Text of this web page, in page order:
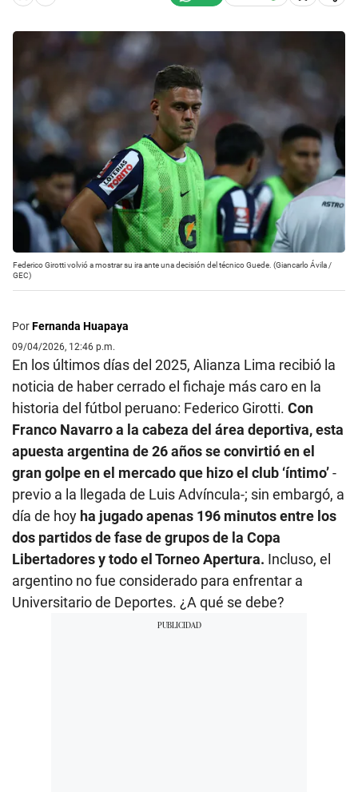
Federico Girotti volvió a mostrar su ira ante una decisión del técnico Guede. (Giancarlo Ávila /
GEC)
PorFernanda Huapaya
09/04/2026, 12:46 p.m.
En los últimos días del 2025, Alianza Lima recibió la
noticia de haber cerrado el fichaje más caro en la
historia del fútbol peruano: Federico Girotti. Con
Franco Navarro a la cabeza del área deportiva, esta
apuesta argentina de 26 años se convirtió en el
gran golpe en el mercado que hizo el club ‘íntimo’-
previo a la llegada de Luis Advíncula-; sin embargó, a
día de hoy ha jugado apenas 196 minutos entre los
dos partidos de fase de grupos de la Copa
Libertadores y todo el Torneo Apertura. Incluso, el
argentino no fue considerado para enfrentar a
Universitario de Deportes. ¿A qué se debe?